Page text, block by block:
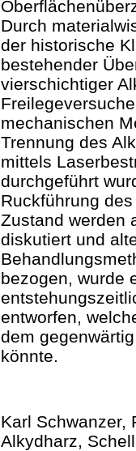
Durch
der historische
bestehender
vierschichtiger
mechanischen
Trennung des
mittels
durchgeführt
Ruckführung
Zustand werden
diskutiert und
bezogen, wurde
entworfen,
dem
könnte.
Karl Schwanzer,
Alkydharz,